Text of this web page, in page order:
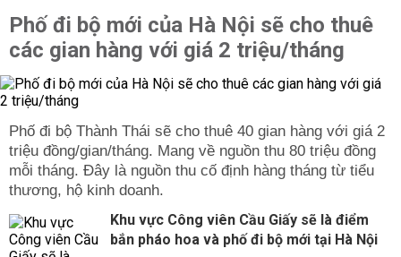
Phố đi bộ mới của Hà Nội sẽ cho thuê
các gian hàng với giá 2 triệu/tháng
Phố đi bộ Thành Thái sẽ cho thuê 40 gian hàng với giá 2
triệu đồng/gian/tháng. Mang về nguồn thu 80 triệu đồng
mỗi tháng. Đây là nguồn thu cố định hàng tháng từ tiểu
thương, hộ kinh doanh.
Khu vực Công viên Cầu Giấy sẽ là điểm
bắn pháo hoa và phố đi bộ mới tại Hà Nội